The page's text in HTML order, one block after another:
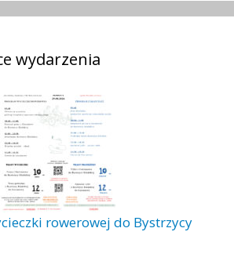
wydarzenia
rowerowej do Bystrzycy